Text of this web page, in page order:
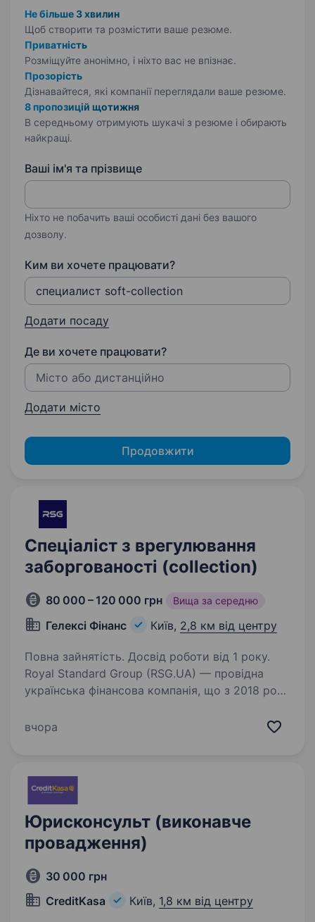
Не більше 3 хвилин
Щоб створити та розмістити ваше резюме.
Приватність
Розміщуйте анонімно, і ніхто вас не впізнає.
Прозорість
Дізнавайтеся, які компанії переглядали ваше резюме.
8 пропозицій щотижня
В середньому отримують шукачі з резюме і обирають
найкращі.
Ваші ім'я та прізвище
Ніхто не побачить ваші особисті дані без вашого
дозволу.
Ким ви хочете працювати?
Додати посаду
Де ви хочете працювати?
Додати місто
Продовжити
Спеціаліст з врегулювання
заборгованості (collection)
80 000 – 120 000 грн Вища за середню
Гелексі Фінанс Київ, 2,8 км від центру
Повна зайнятість. Досвід роботи від 1 року.
Royal Standard Group (RSG.UA) — провідна
українська фінансова компанія, що з 2018 року
під заставу авто та нерухомості. Ми —
вчора
Юрисконсульт (виконавче
провадження)
30 000 грн
CreditKasa
Київ, 1,8 км від центру